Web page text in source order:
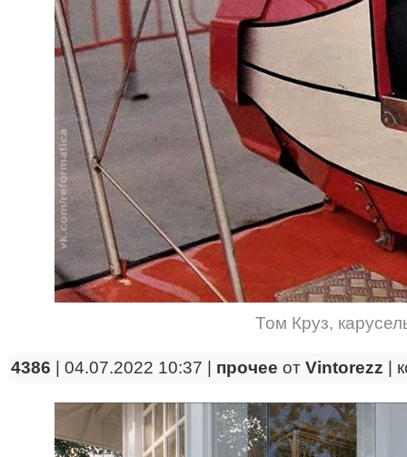
Том Круз,
4386 | 04.07.2022 10:37 | прочее от Vintorezz